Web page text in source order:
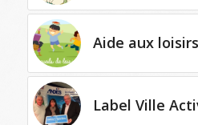
Aide aux loisirs
Label Ville